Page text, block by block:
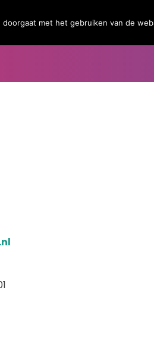
2027) Help Mee
met het gebruiken van de